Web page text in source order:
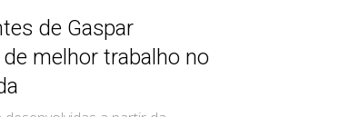
de Gaspar
melhor trabalho no